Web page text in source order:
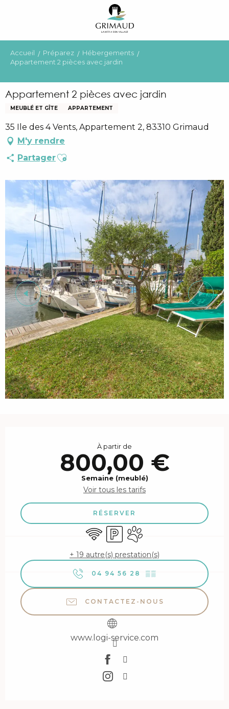
principal
Accueil Préparez
Hébergements
Appartement 2 pièces avec jardin
Appartement 2 pièces avec jardin
MEUBLÉ ET GÎTE APPARTEMENT
35 Ile des 4 Vents, Appartement 2, 83310 Grimaud
M'y rendre
PartagerAjouter aux favoris
À partir de
800,00 €
Semaine (meublé)
Voir tous les tarifs
RÉSERVER
WiFi ParkingAnimaux acceptés
+ 19 autre(s) prestation(s)
04 94 56 28 ▒▒
CONTACTEZ-NOUS
www.logi-service.com